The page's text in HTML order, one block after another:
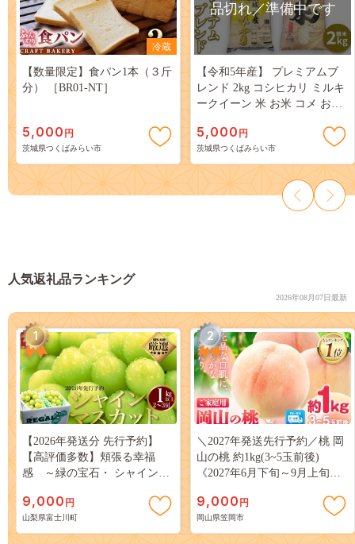
冷蔵
【数量限定】食パン1本（３斤
分） ［BR01-NT］
5,000 円
茨城県つくばみらい市
品切れ／準備中です
【令和5年産】 プレミアムブ
レンド 2kg コシヒカリ ミルキ
ークイーン 米 お米 コメ おい
ンド こしひかり [AO17-NT]
5,000 円
茨城県つくばみらい市
人気返礼品ランキング
2026年08月07日最新
1
【2026年発送分 先行予約】
【高評価多数】頬張る幸福
感 ～緑の宝石・ シャインマ
３房） フルーツ 山梨県産 果
物 くだもの シャイン マスカ
ット ぶどう ブドウ 葡萄 大粒
9,000 円
山梨県富士川町
2
＼2027年発送先行予約／桃 岡
山の桃 約1kg(3~5玉前後)
《2027年6月下旬～9月上旬頃
岡山 はくとう スイーツ フル
ーツ 果物 デザート 旬 モモ も
も 先行予約 送料無料 果物 岡
9,000 円
岡山県笠岡市